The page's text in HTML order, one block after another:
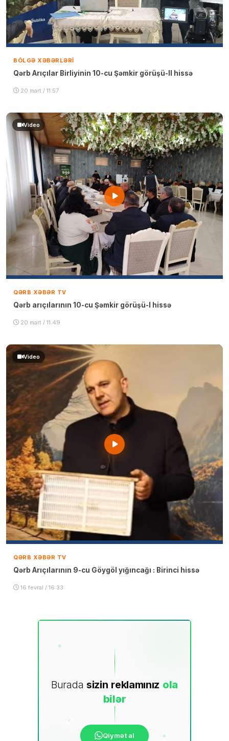
BÖLGƏ XƏBƏRLƏRI
Qərb Arıçılar Birliyinin 10-cu Şəmkir görüşü-II hissə
20 mart / 11:57
Video
QƏRB XƏBƏR TV
Qərb arıçılarının 10-cu Şəmkir görüşü-I hissə
20 mart / 11:49
Video
QƏRB XƏBƏR TV
Qərb Arıçılarının 9-cu Göygöl yığıncağı : Birinci hissə
16 fevral / 16:33
Burada sizin reklamınız ola
bilər
Qiymət al